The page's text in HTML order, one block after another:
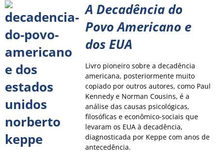
A Decadência do
Povo Americano e
dos EUA
Livro pioneiro sobre a decadência
americana, posteriormente muito
copiado por outros autores, como Paul
Kennedy e Norman Cousins, é a
análise das causas psicológicas,
filosóficas e econômico-sociais que
levaram os EUA à decadência,
diagnosticada por Keppe com anos de
antecedência.